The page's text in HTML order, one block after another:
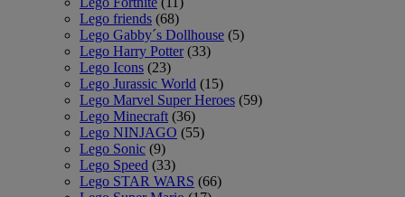
Lego friends (68)
Lego Gabby´s Dollhouse (5)
Lego Harry Potter (33)
Lego Icons (23)
Lego Jurassic World (15)
Lego Marvel Super Heroes (59)
Lego Minecraft (36)
Lego NINJAGO (55)
Lego Sonic (9)
Lego Speed (33)
Lego STAR WARS (66)